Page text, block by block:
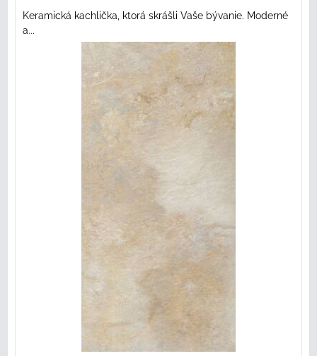
Keramická kachlička, ktorá skrášli Vaše bývanie. Moderné
a...